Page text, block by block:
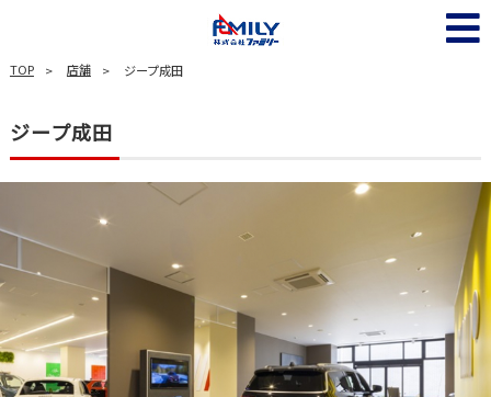
TOP 店舗 ジープ成田
ジープ成田